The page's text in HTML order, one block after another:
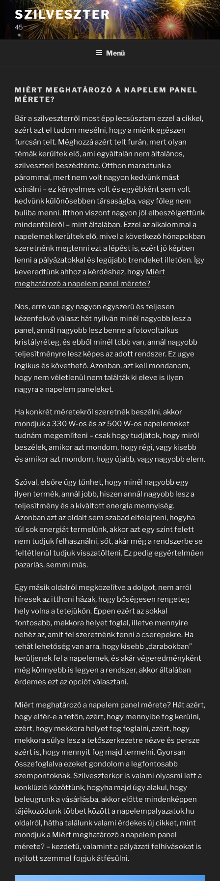
Tartalomhoz
SZILVESZTER
45
Menü
MIÉRT MEGHATÁROZÓ A NAPELEM PANEL
MÉRETE?
Bár a szilveszterről most épp lecsúsztam ezzel a cikkel,
azért azt el tudom mesélni, hogy a miénk egészen
furcsán telt. Méghozzá azért telt furán, mert olyan
témák kerültek elő, ami egyáltalán nem általános,
szilveszteri beszédtéma. Otthon maradtunk a
párommal, mert nem volt nagyon kedvünk mást
csinálni – ez kényelmes volt és egyébként sem volt
kedvünk különösebben társaságba, vagy főleg nem
buliba menni. Itthon viszont nagyon jól elbeszélgettünk
mindenféléről – mint általában. Ezzel az alkalommal a
napelemek kerültek elő, mivel a következő hónapokban
szeretnénk megtenni ezt a lépést is, ezért jó képben
lenni a pályázatokkal és legújabb trendeket illetően. Így
keveredtünk ahhoz a kérdéshez, hogy Miért
meghatározó a napelem panel mérete?
Nos, erre van egy nagyon egyszerű és teljesen
kézenfekvő válasz: hát nyilván minél nagyobb lesz a
panel, annál nagyobb lesz benne a fotovoltaikus
kristályréteg, és ebből minél több van, annál nagyobb
teljesítményre lesz képes az adott rendszer. Ez ugye
logikus és követhető. Azonban, azt kell mondanom,
hogy nem véletlenül nem találták ki eleve is ilyen
nagyra a napelem paneleket.
Ha konkrét méretekről szeretnék beszélni, akkor
mondjuk a 330 W-os és az 500 W-os napelemeket
tudnám megemlíteni – csak hogy tudjátok, hogy miről
beszélek, amikor azt mondom, hogy régi, vagy kisebb
és amikor azt mondom, hogy újabb, vagy nagyobb elem.
Szóval, elsőre úgy tűnhet, hogy minél nagyobb egy
ilyen termék, annál jobb, hiszen annál nagyobb lesz a
teljesítmény és a kiváltott energia mennyiség.
Azonban azt az oldalt sem szabad elfelejteni, hogyha
túl sok energiát termelünk, akkor azt egy szint felett
nem tudjuk felhasználni, sőt, akár még a rendszerbe se
feltétlenül tudjuk visszatölteni. Ez pedig egyértelműen
pazarlás, semmi más.
Egy másik oldalról megközelítve a dolgot, nem arról
híresek az itthoni házak, hogy bőségesen rengeteg
hely volna a tetejükön. Éppen ezért az sokkal
fontosabb, mekkora helyet foglal, illetve mennyire
nehéz az, amit fel szeretnénk tenni a cserepekre. Ha
tehát lehetőség van arra, hogy kisebb „darabokban”
kerüljenek fel a napelemek, és akár végeredményként
még könnyebb is legyen a rendszer, akkor általában
érdemes ezt az opciót választani.
Miért meghatározó a napelem panel mérete? Hát azért,
hogy elfér-e a tetőn, azért, hogy mennyibe fog kerülni,
azért, hogy mekkora helyet fog foglalni, azért, hogy
mekkora súlya lesz a tetőszerkezetre nézve és persze
azért is, hogy mennyit fog majd termelni. Gyorsan
összefoglalva ezeket gondolom a legfontosabb
szempontoknak. Szilveszterkor is valami olyasmi lett a
konklúzió közöttünk, hogyha majd úgy alakul, hogy
beleugrunk a vásárlásba, akkor előtte mindenképpen
tájékozódunk többet között a napelempalyazatok.hu
oldalról, hátha találunk valami érdekes új cikket, mint
mondjuk a Miért meghatározó a napelem panel
mérete? – kezdetű, valamint a pályázati felhívásokat is
nyitott szemmel fogjuk átfésülni.